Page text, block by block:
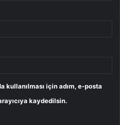
kullanılması için adım, e-posta
kaydedilsin.